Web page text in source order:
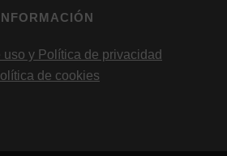
y Política de privacidad
de cookies